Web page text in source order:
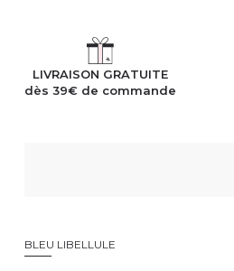
LIVRAISON GRATUITE
dès 39€ de commande
BLEU LIBELLULE